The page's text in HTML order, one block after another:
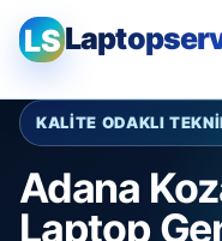
LS
KALİTE ODAKLI
Adana
Laptop